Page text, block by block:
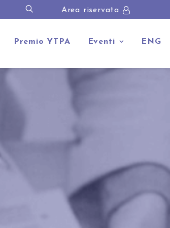
Area riservata
Premio YTPA Eventi ENG